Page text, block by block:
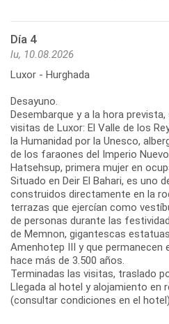
Día 4
lu, 10.08.2026
Luxor - Hurghada
Desayuno.
Desembarque y a la hora
visitas de Luxor: El Valle de los
la Humanidad por la Unesco,
de los faraones del Imperio
Hatsehsup, primera mujer en
Situado en Deir El Bahari, es uno
construidos directamente en la
terrazas que ejercían como
de personas durante las
de Memnon, gigantescas
Amenhotep III y que permanecen
hace más de 3.500 años.
Terminadas las visitas, traslado
Llegada al hotel y alojamiento en
(consultar condiciones en el hotel).